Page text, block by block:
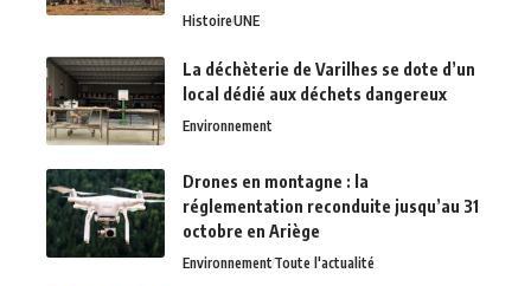
HistoireUNE
La déchèterie de Varilhes se dote d’un
local dédié aux déchets dangereux
Environnement
Drones en montagne : la
réglementation reconduite jusqu’au 31
octobre en Ariège
EnvironnementToute l'actualité